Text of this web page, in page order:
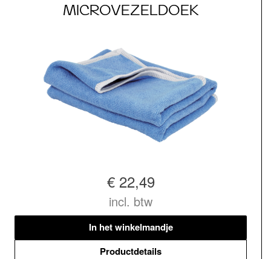
MICROVEZELDOEK
€ 22,49
incl. btw
In het winkelmandje
Productdetails